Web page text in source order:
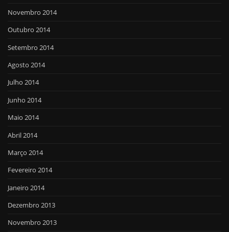
Novembro 2014
Outubro 2014
Setembro 2014
Agosto 2014
Julho 2014
Junho 2014
Maio 2014
Abril 2014
Março 2014
Fevereiro 2014
Janeiro 2014
Dezembro 2013
Novembro 2013